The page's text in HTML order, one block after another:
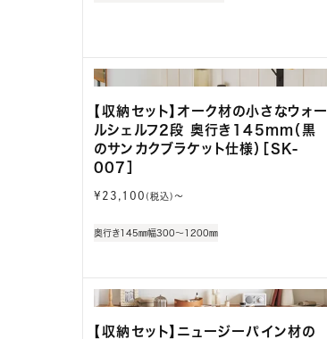
【収納セット】オーク材の小さなウォー
ルシェルフ2段 奥行き145mm（黒
のサンカクブラケット仕様）［SK-
007］
通
格
¥23,100 (税込)〜
奥行き145㎜幅300～1200㎜
【収納セット】ニュージーパイン材の